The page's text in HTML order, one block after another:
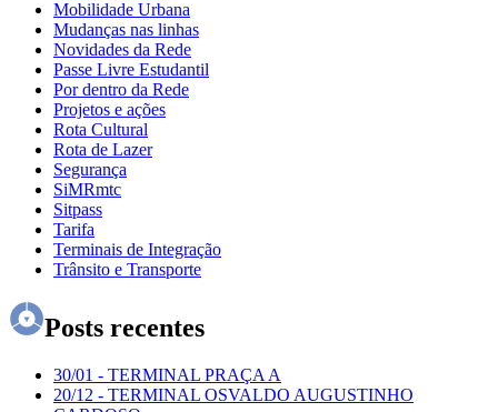
Mobilidade Urbana
Mudanças nas linhas
Novidades da Rede
Passe Livre Estudantil
Por dentro da Rede
Projetos e ações
Rota Cultural
Rota de Lazer
Segurança
SiMRmtc
Sitpass
Tarifa
Terminais de Integração
Trânsito e Transporte
Posts recentes
30/01 - TERMINAL PRAÇA A
20/12 - TERMINAL OSVALDO AUGUSTINHO